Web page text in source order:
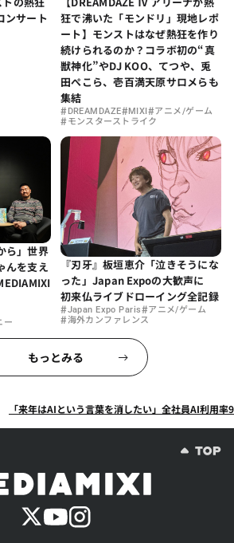
ンサート
狂で沸いた「モンドリ」現地レポ
ート】モンストはなぜ熱狂を作り
続けられるのか？コラボ初の“真
獣神化”やDJ KOO、てつや、兎
田ぺこら、壱百満天原サロメらも
集結
#DREAMDAZE#MIXI#アニメ/ゲーム
#モンスターストライク
ら」世界
んを支え
ー
『刃牙』板垣恵介「泣きそうにな
った」Japan Expoの大歓声に
初来仏ライブドローイング全記録
#Japan Expo Paris#アニメ/ゲーム
#海外カンファレンス
もっとみる
「来年はAIという言葉を消したい」全社員AI利用